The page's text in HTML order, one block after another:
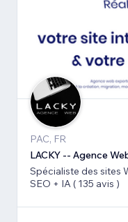
PAC, FR
LACKY -- Agence
Spécialiste des sites
SEO + IA ( 135 avis )